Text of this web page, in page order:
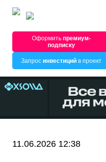
Оформитьпремиум-
подписку
Запрос инвестицийв проект
11.06.2026 12:38